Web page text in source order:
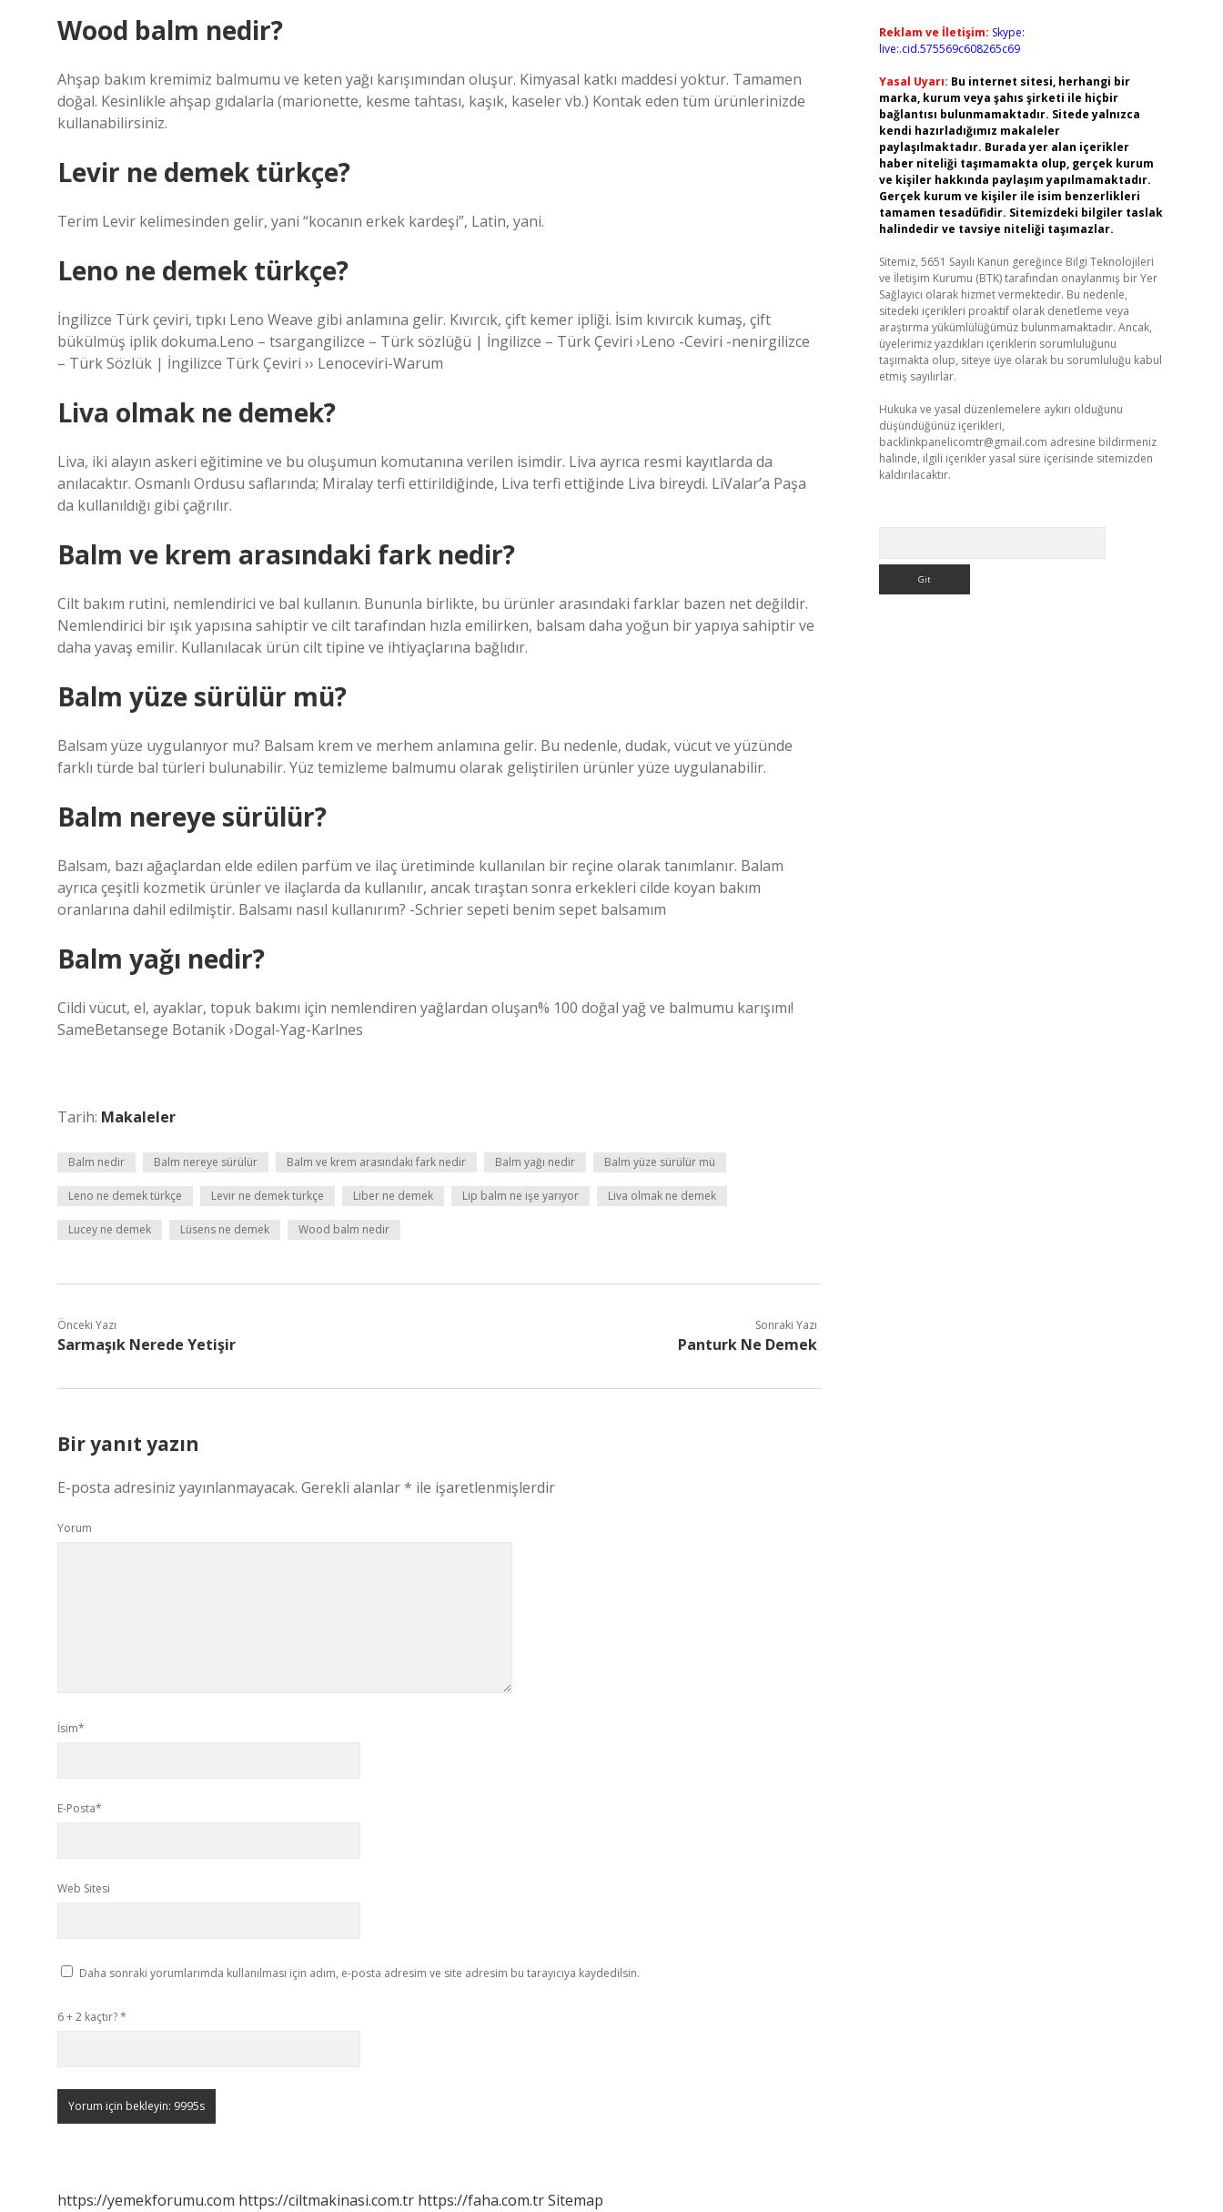
Wood balm nedir?
Ahşap bakım kremimiz balmumu ve keten yağı karışımından oluşur. Kimyasal katkı maddesi yoktur. Tamamen
doğal. Kesinlikle ahşap gıdalarla (marionette, kesme tahtası, kaşık, kaseler vb.) Kontak eden tüm ürünlerinizde
kullanabilirsiniz.
Levir ne demek türkçe?
Terim Levir kelimesinden gelir, yani “kocanın erkek kardeşi”, Latin, yani.
Leno ne demek türkçe?
İngilizce Türk çeviri, tıpkı Leno Weave gibi anlamına gelir. Kıvırcık, çift kemer ipliği. İsim kıvırcık kumaş, çift
bükülmüş iplik dokuma.Leno – tsargangilizce – Türk sözlüğü | İngilizce – Türk Çeviri ›Leno -Ceviri -nenirgilizce
– Türk Sözlük | İngilizce Türk Çeviri ›› Lenoceviri-Warum
Liva olmak ne demek?
Liva, iki alayın askeri eğitimine ve bu oluşumun komutanına verilen isimdir. Liva ayrıca resmi kayıtlarda da
anılacaktır. Osmanlı Ordusu saflarında; Miralay terfi ettirildiğinde, Liva terfi ettiğinde Liva bireydi. LiValar’a Paşa
da kullanıldığı gibi çağrılır.
Balm ve krem arasındaki fark nedir?
Cilt bakım rutini, nemlendirici ve bal kullanın. Bununla birlikte, bu ürünler arasındaki farklar bazen net değildir.
Nemlendirici bir ışık yapısına sahiptir ve cilt tarafından hızla emilirken, balsam daha yoğun bir yapıya sahiptir ve
daha yavaş emilir. Kullanılacak ürün cilt tipine ve ihtiyaçlarına bağlıdır.
Balm yüze sürülür mü?
Balsam yüze uygulanıyor mu? Balsam krem ​​ve merhem anlamına gelir. Bu nedenle, dudak, vücut ve yüzünde
farklı türde bal türleri bulunabilir. Yüz temizleme balmumu olarak geliştirilen ürünler yüze uygulanabilir.
Balm nereye sürülür?
Balsam, bazı ağaçlardan elde edilen parfüm ve ilaç üretiminde kullanılan bir reçine olarak tanımlanır. Balam
ayrıca çeşitli kozmetik ürünler ve ilaçlarda da kullanılır, ancak tıraştan sonra erkekleri cilde koyan bakım
oranlarına dahil edilmiştir. Balsamı nasıl kullanırım? -Schrier sepeti benim sepet balsamım
Balm yağı nedir?
Cildi vücut, el, ayaklar, topuk bakımı için nemlendiren yağlardan oluşan% 100 doğal yağ ve balmumu karışımı!
SameBetansege Botanik ›Dogal-Yag-Karlnes
Tarih: Makaleler
Balm nedir Balm nereye sürülür Balm ve krem arasındaki fark nedir Balm yağı nedir Balm yüze sürülür mü
Leno ne demek türkçe Levir ne demek türkçe Liber ne demek Lip balm ne işe yarıyor Liva olmak ne demek
Lucey ne demek Lüsens ne demek Wood balm nedir
Önceki Yazı
Sarmaşık Nerede Yetişir
Sonraki Yazı
Panturk Ne Demek
Bir yanıt yazın
E-posta adresiniz yayınlanmayacak. Gerekli alanlar* ile işaretlenmişlerdir
Yorum
İsim*
E-Posta*
Web Sitesi
Daha sonraki yorumlarımda kullanılması için adım, e-posta adresim ve site adresim bu tarayıcıya kaydedilsin.
6 + 2 kaçtır?*
https://yemekforumu.com https://ciltmakinasi.com.tr https://faha.com.trSitemap
Reklam ve İletişim: Skype:
live:.cid.575569c608265c69
Yasal Uyarı: Bu internet sitesi, herhangi bir
marka, kurum veya şahıs şirketi ile hiçbir
bağlantısı bulunmamaktadır. Sitede yalnızca
kendi hazırladığımız makaleler
paylaşılmaktadır. Burada yer alan içerikler
haber niteliği taşımamakta olup, gerçek kurum
ve kişiler hakkında paylaşım yapılmamaktadır.
Gerçek kurum ve kişiler ile isim benzerlikleri
tamamen tesadüfidir. Sitemizdeki bilgiler taslak
halindedir ve tavsiye niteliği taşımazlar.
Sitemiz, 5651 Sayılı Kanun gereğince Bilgi Teknolojileri
ve İletişim Kurumu (BTK) tarafından onaylanmış bir Yer
Sağlayıcı olarak hizmet vermektedir. Bu nedenle,
sitedeki içerikleri proaktif olarak denetleme veya
araştırma yükümlülüğümüz bulunmamaktadır. Ancak,
üyelerimiz yazdıkları içeriklerin sorumluluğunu
taşımakta olup, siteye üye olarak bu sorumluluğu kabul
etmiş sayılırlar.
Hukuka ve yasal düzenlemelere aykırı olduğunu
düşündüğünüz içerikleri,
backlinkpanelicomtr@gmail.com adresine bildirmeniz
halinde, ilgili içerikler yasal süre içerisinde sitemizden
kaldırılacaktır.